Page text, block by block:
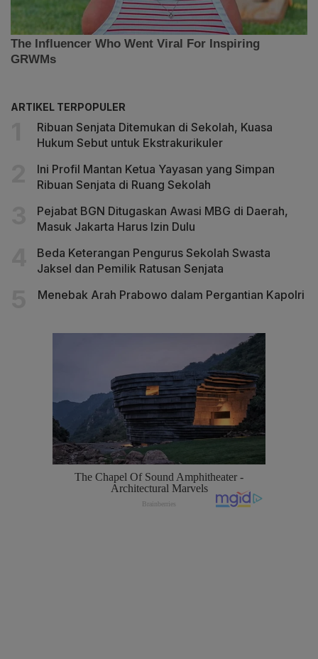
ARTIKEL TERPOPULER
Ribuan Senjata Ditemukan di Sekolah, Kuasa
Hukum Sebut untuk Ekstrakurikuler
Ini Profil Mantan Ketua Yayasan yang Simpan
Ribuan Senjata di Ruang Sekolah
Pejabat BGN Ditugaskan Awasi MBG di Daerah,
Masuk Jakarta Harus Izin Dulu
Beda Keterangan Pengurus Sekolah Swasta
Jaksel dan Pemilik Ratusan Senjata
Menebak Arah Prabowo dalam Pergantian Kapolri